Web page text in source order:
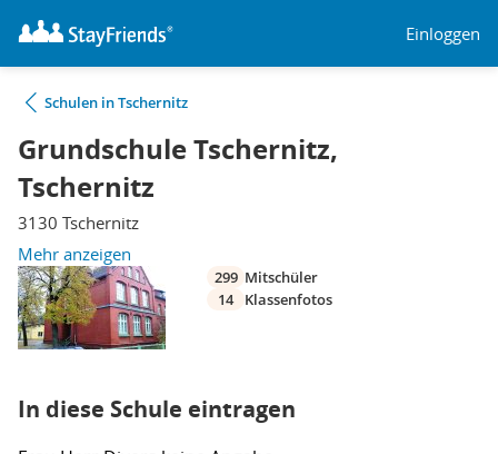
Einloggen
Schulen in Tschernitz
Grundschule Tschernitz,
Tschernitz
3130 Tschernitz
Mehr anzeigen
299 Mitschüler
14
Klassenfotos
In diese Schule eintragen